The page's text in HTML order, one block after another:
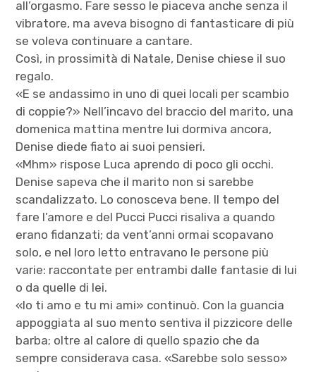
all’orgasmo. Fare sesso le piaceva anche senza il
vibratore, ma aveva bisogno di fantasticare di più
se voleva continuare a cantare.
Così, in prossimità di Natale, Denise chiese il suo
regalo.
«E se andassimo in uno di quei locali per scambio
di coppie?» Nell’incavo del braccio del marito, una
domenica mattina mentre lui dormiva ancora,
Denise diede fiato ai suoi pensieri.
«Mhm» rispose Luca aprendo di poco gli occhi.
Denise sapeva che il marito non si sarebbe
scandalizzato. Lo conosceva bene. Il tempo del
fare l’amore e del Pucci Pucci risaliva a quando
erano fidanzati; da vent’anni ormai scopavano
solo, e nel loro letto entravano le persone più
varie: raccontate per entrambi dalle fantasie di lui
o da quelle di lei.
«Io ti amo e tu mi ami» continuò. Con la guancia
appoggiata al suo mento sentiva il pizzicore delle
barba; oltre al calore di quello spazio che da
sempre considerava casa. «Sarebbe solo sesso»